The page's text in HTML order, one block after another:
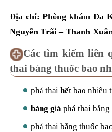
Địa chỉ: Phòng khám Đa
Nguyễn Trãi – Thanh
Các tìm kiếm liên
thai bằng thuốc bao
phá thaihết bao nhiêu
bảng giá phá thai bằng
phá thai bằng thuốc